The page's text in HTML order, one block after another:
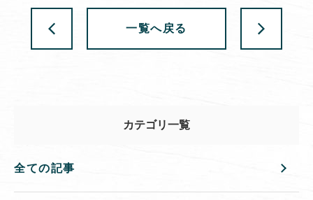
一覧へ戻る
カテゴリ一覧
全ての記事